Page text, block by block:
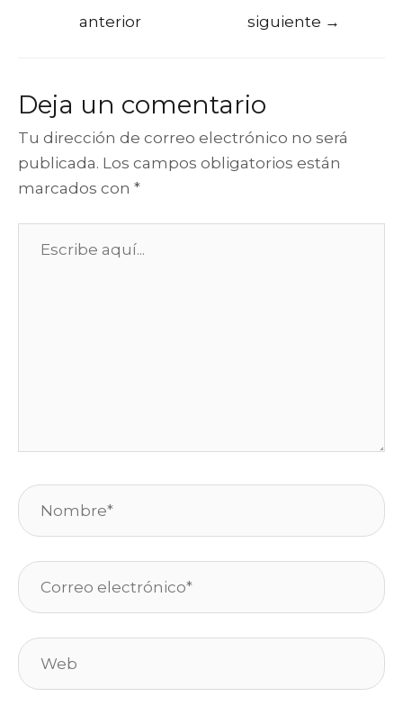
anterior
siguiente →
Deja un comentario
Tu dirección de correo electrónico no será
publicada. Los campos obligatorios están
marcados con *
aquí...
Nombre*
Correo
electrónico*
Web